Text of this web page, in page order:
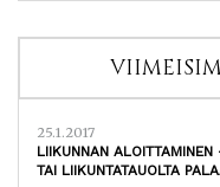
25.1.2017
LIIKUNNAN
TAI LIIKUNTATAUOLTA